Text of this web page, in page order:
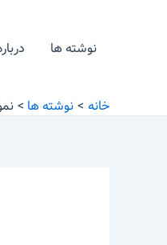
نوشته ها
خانه نوشته ها